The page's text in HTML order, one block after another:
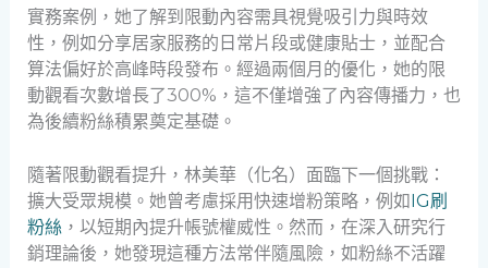
實務案例，她了解到限動內容需具視覺吸引力與時效
性，例如分享居家服務的日常片段或健康貼士，並配合
算法偏好於高峰時段發布。經過兩個月的優化，她的限
動觀看次數增長了300%，這不僅增強了內容傳播力，也
為後續粉絲積累奠定基礎。
隨著限動觀看提升，林美華（化名）面臨下一個挑戰：
擴大受眾規模。她曾考慮採用快速增粉策略，例如 IG刷
粉絲，以短期內提升帳號權威性。然而，在深入研究行
銷理論後，她發現這種方法常伴隨風險，如粉絲不活躍